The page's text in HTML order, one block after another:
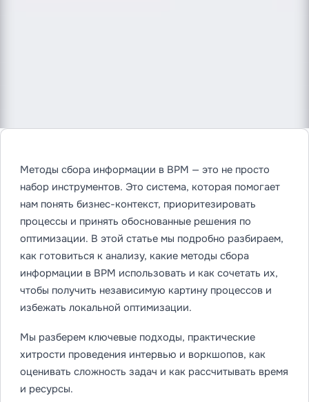
Методы сбора информации в BPM — это не просто
набор инструментов. Это система, которая помогает
нам понять бизнес-контекст, приоритезировать
процессы и принять обоснованные решения по
оптимизации. В этой статье мы подробно разбираем,
как готовиться к анализу, какие методы сбора
информации в BPM использовать и как сочетать их,
чтобы получить независимую картину процессов и
избежать локальной оптимизации.
Мы разберем ключевые подходы, практические
хитрости проведения интервью и воркшопов, как
оценивать сложность задач и как рассчитывать время
и ресурсы.